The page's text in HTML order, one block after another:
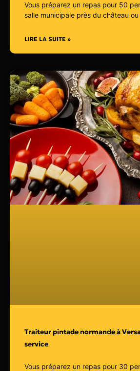
Vous préparez un repas pour 50
salle municipale près du château ou
LIRE LA SUITE »
Traiteur pintade normande à
service
Vous préparez un repas pour 30